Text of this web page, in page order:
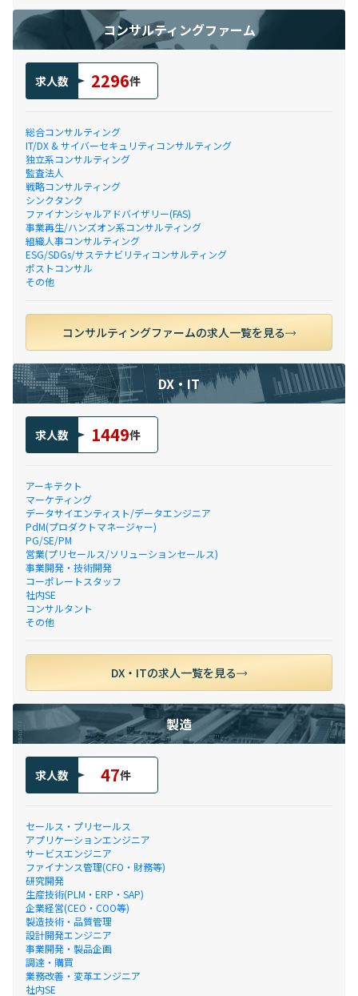
コンサルティングファーム
求人数 2296件
総合コンサルティング
IT/DX & サイバーセキュリティコンサルティング
独立系コンサルティング
監査法人
戦略コンサルティング
シンクタンク
ファイナンシャルアドバイザリー(FAS)
事業再生/ハンズオン系コンサルティング
組織人事コンサルティング
ESG/SDGs/サステナビリティコンサルティング
ポストコンサル
その他
コンサルティングファームの求人一覧を見る
DX・IT
求人数 1449件
アーキテクト
マーケティング
データサイエンティスト/データエンジニア
PdM(プロダクトマネージャー)
PG/SE/PM
営業(プリセールス/ソリューションセールス)
事業開発・技術開発
コーポレートスタッフ
社内SE
コンサルタント
その他
DX・ITの求人一覧を見る
製造
求人数 47件
セールス・プリセールス
アプリケーションエンジニア
サービスエンジニア
ファイナンス管理(CFO・財務等)
研究開発
生産技術(PLM・ERP・SAP)
企業経営(CEO・COO等)
製造技術・品質管理
設計開発エンジニア
事業開発・製品企画
調達・購買
業務改善・変革エンジニア
社内SE